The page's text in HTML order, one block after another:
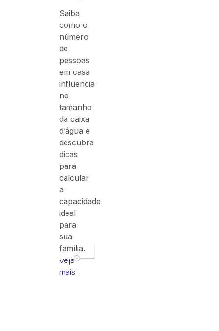
Saiba
como o
número
de
pessoas
em casa
influencia
no
tamanho
da caixa
d’água e
descubra
dicas
para
calcular
a
capacidade
ideal
para
sua
família.
veja
mais